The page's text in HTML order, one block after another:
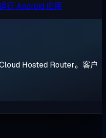
行 Android 应用
Hosted Router。客户